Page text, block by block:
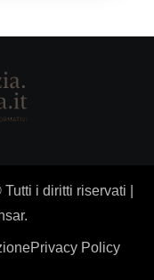
i diritti riservati
.
Privacy Policy